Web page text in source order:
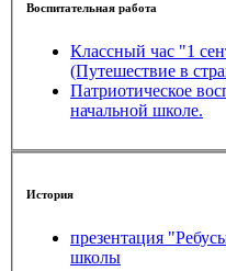
Воспитательная работа
Классный час "1
(Путешествие в
Патриотическое
начальной школе.
История
презентация
школы